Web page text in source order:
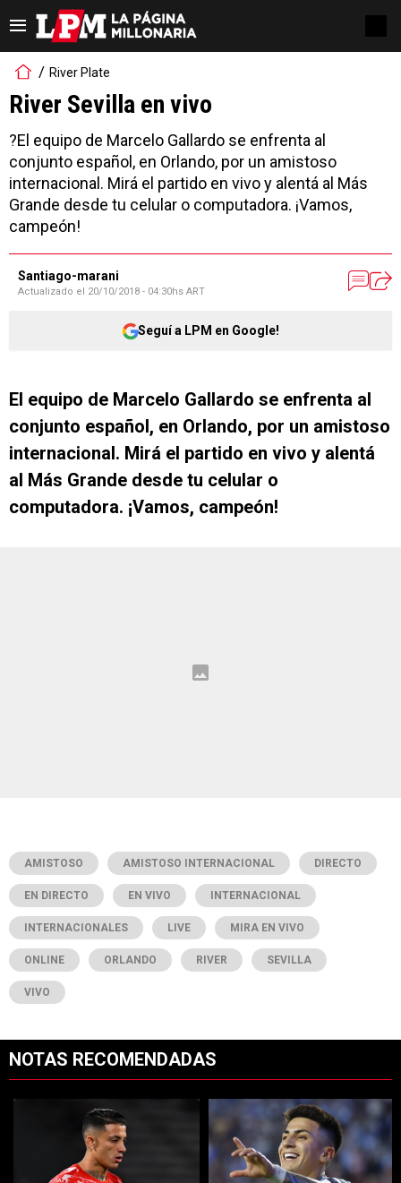
River Plate
River Sevilla en vivo
?El equipo de Marcelo Gallardo se enfrenta al
conjunto español, en Orlando, por un amistoso
internacional. Mirá el partido en vivo y alentá al Más
Grande desde tu celular o computadora. ¡Vamos,
campeón!
Santiago-marani
Actualizado el 20/10/2018 - 04:30hs ART
Seguí a LPM en Google!
El equipo de Marcelo Gallardo se enfrenta al
conjunto español, en Orlando, por un amistoso
internacional. Mirá el partido en vivo y alentá
al Más Grande desde tu celular o
computadora. ¡Vamos, campeón!
AMISTOSO AMISTOSO INTERNACIONAL DIRECTO
EN DIRECTO EN VIVO INTERNACIONAL
INTERNACIONALES LIVE MIRA EN VIVO
ONLINE ORLANDO RIVER SEVILLA
VIVO
NOTAS RECOMENDADAS
Un artículo de tendencia con el título "Kevin Castaño se va de
Un artículo de tendencia con el